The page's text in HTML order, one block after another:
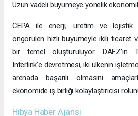
Uzun vadeli büyümeye yönelik
CEPA ile enerji, üretim ve lojistik
öngörülen hızlı büyümeyle ikili ticaret
bir temel oluşturuluyor. DAFZ’ın
Interlink’e devretmesi, iki ülkenin
arenada başarılı olmasını
ekonomide iş birliği kolaylaştırıcısı
Hibya Haber Ajansı